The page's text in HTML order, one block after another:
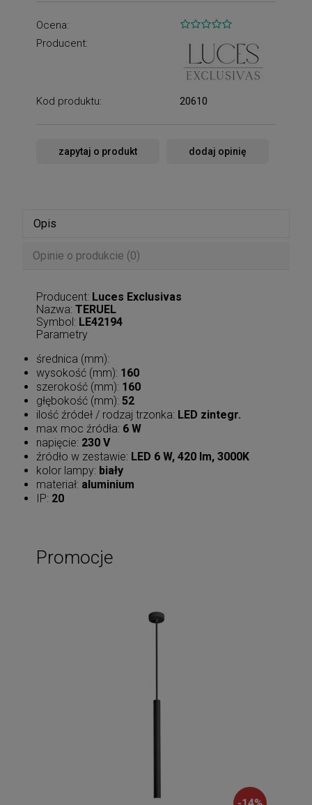
Ocena:
Producent:
Kod produktu: 20610
zapytaj o produkt dodaj opinię
Opis
Opinie o produkcie (0)
Producent: Luces Exclusivas
Nazwa: TERUEL
Symbol: LE42194
Parametry
średnica (mm):
wysokość (mm): 160
szerokość (mm): 160
głębokość (mm): 52
ilość źródeł / rodzaj trzonka: LED zintegr.
max moc źródła: 6 W
napięcie: 230 V
źródło w zestawie: LED 6 W, 420 lm, 3000K
kolor lampy: biały
materiał: aluminium
IP: 20
Promocje